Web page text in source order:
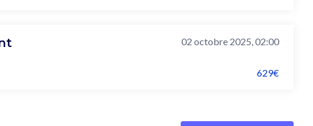
02 octobre 2025, 02:00
629€